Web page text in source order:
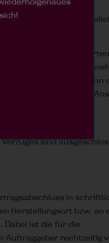
gerechtfertigten
können. Bereits
vertraglich vereinbarten
so kann der
worden ist, kann
hat außerdem einen
und die nicht in den
sind
in
Herstellungsort bzw. an
Dabei ist die für die
Auftraggeber rechtzeitig